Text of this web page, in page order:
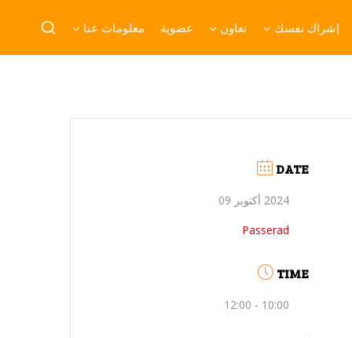
إشراك نفسك تعاون عضوية معلومات عنا
DATE
2024 أكتوبر 09
Passerad
TIME
10:00 - 12:00